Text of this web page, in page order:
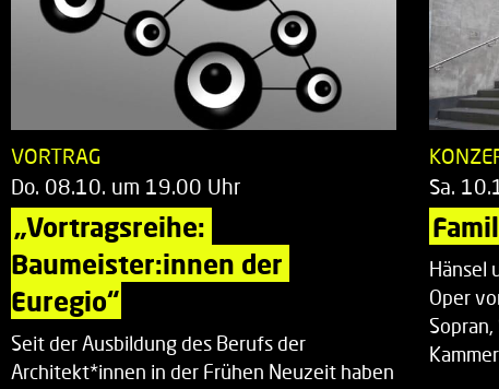
VORTRAG
Do. 08.10. um 19.00 Uhr
„Vortragsreihe:
Baumeister:innen der
Euregio“
Seit der Ausbildung des Berufs der
Architekt*innen in der Frühen Neuzeit haben
Sa.
Hänsel
Oper